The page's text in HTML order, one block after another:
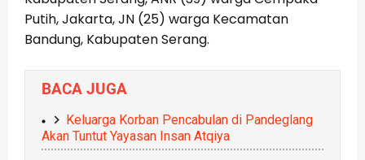
Putih, Jakarta, JN (25) warga Kecamatan
Bandung, Kabupaten Serang.
BACA JUGA
Keluarga Korban Pencabulan di Pandeglang
Akan Tuntut Yayasan Insan Atqiya